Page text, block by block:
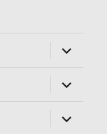
Utvid
Utvid
Utvid